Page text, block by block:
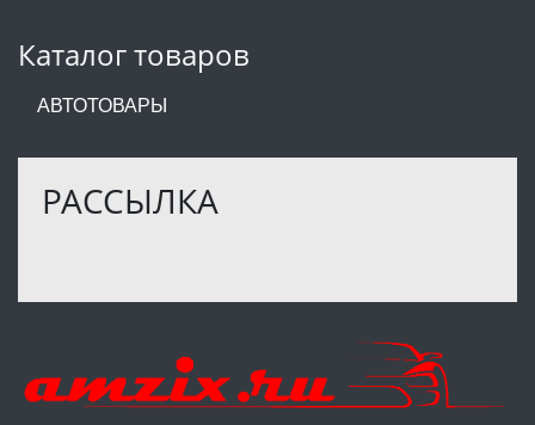
Каталог товаров
АВТОТОВАРЫ
РАССЫЛКА